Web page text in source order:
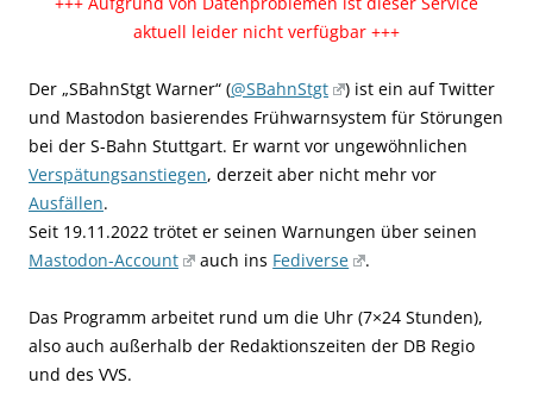
aktuell leider nicht verfügbar +++
Der „SBahnStgt Warner“ (@SBahnStgt
) ist ein auf Twitter
und Mastodon basierendes Frühwarnsystem für Störungen
bei der S-Bahn Stuttgart. Er warnt vor ungewöhnlichen
Verspätungsanstiegen, derzeit aber nicht mehr vor
Ausfällen.
Seit 19.11.2022 trötet er seinen Warnungen über seinen
Mastodon-Account
auch ins Fediverse .
Das Programm arbeitet rund um die Uhr (7×24 Stunden),
also auch außerhalb der Redaktionszeiten der DB Regio
und des VVS.